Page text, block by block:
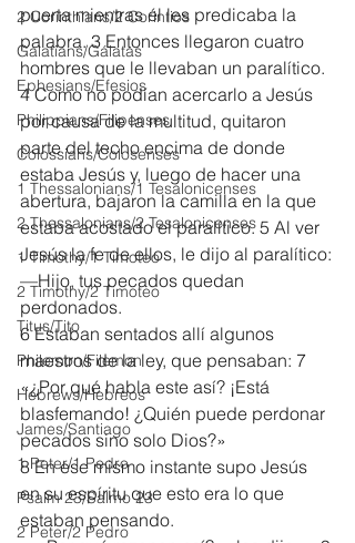
2 Corinthians/2 Corintios
Galatians/Gálatas
Ephesians/Efesios
Philippians/Filipenses
Colossians/Colosenses
1 Thessalonians/1 Tesalonicenses
2 Thessalonians/2 Tesalonicenses
1 Timothy/1 Timoteo
2 Timothy/2 Timoteo
Titus/Tito
Philemon/Filemon
Hebrews/Hebreos
James/Santiago
1 Peter/1 Pedro
Psalm 23/Salmo 23
2 Peter/2 Pedro
puerta mientras él les predicaba la
palabra. 3 Entonces llegaron cuatro
hombres que le llevaban un paralítico.
4 Como no podían acercarlo a Jesús
por causa de la multitud, quitaron
parte del techo encima de donde
estaba Jesús y, luego de hacer una
abertura, bajaron la camilla en la que
estaba acostado el paralítico. 5 Al ver
Jesús la fe de ellos, le dijo al paralítico:
—Hijo, tus pecados quedan
perdonados.
6 Estaban sentados allí algunos
maestros de la ley, que pensaban: 7
«¿Por qué habla este así? ¡Está
blasfemando! ¿Quién puede perdonar
pecados sino solo Dios?»
8 En ese mismo instante supo Jesús
en su espíritu que esto era lo que
estaban pensando.